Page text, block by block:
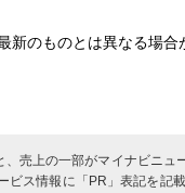
のものとは異なる場合
売上の一部がマイナビニ
ビス情報に「PR」表記を